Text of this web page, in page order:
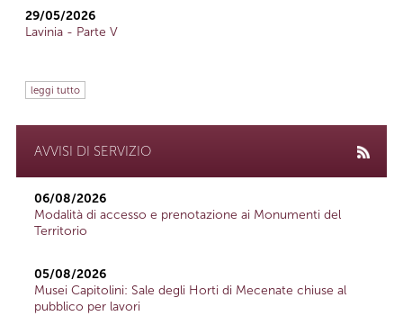
29/05/2026
Lavinia - Parte V
leggi tutto
AVVISI DI SERVIZIO
06/08/2026
Modalità di accesso e prenotazione ai Monumenti del
Territorio
05/08/2026
Musei Capitolini: Sale degli Horti di Mecenate chiuse al
pubblico per lavori